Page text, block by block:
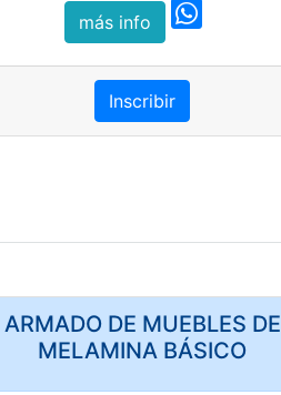
más info
Inscribir
ARMADO DE MUEBLES DE
MELAMINA BÁSICO